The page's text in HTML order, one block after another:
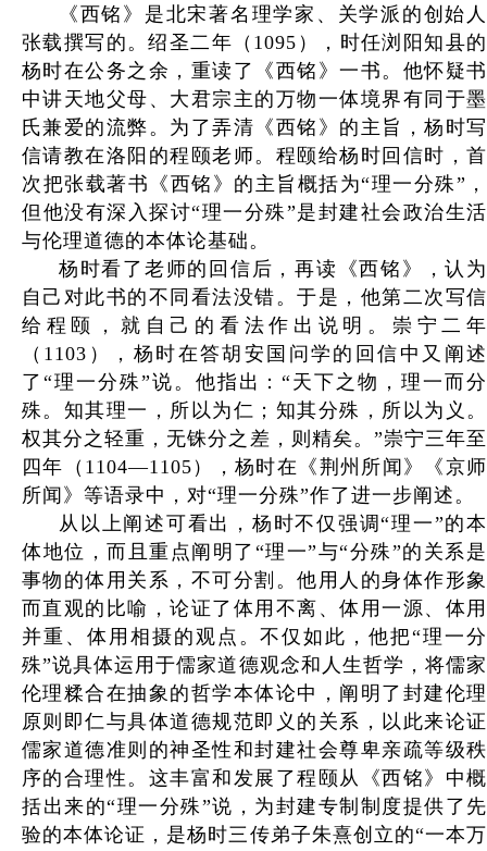
《西铭》是北宋著名理学家、关学派的创始人
张载撰写的。绍圣二年（1095），时任浏阳知县的
杨时在公务之余，重读了《西铭》一书。他怀疑书
中讲天地父母、大君宗主的万物一体境界有同于墨
氏兼爱的流弊。为了弄清《西铭》的主旨，杨时写
信请教在洛阳的程颐老师。程颐给杨时回信时，首
次把张载著书《西铭》的主旨概括为“理一分殊”，
但他没有深入探讨“理一分殊”是封建社会政治生活
与伦理道德的本体论基础。
杨时看了老师的回信后，再读《西铭》，认为
自己对此书的不同看法没错。于是，他第二次写信
给程颐，就自己的看法作出说明。崇宁二年
（1103），杨时在答胡安国问学的回信中又阐述
了“理一分殊”说。他指出：“天下之物，理一而分
殊。知其理一，所以为仁；知其分殊，所以为义。
权其分之轻重，无铢分之差，则精矣。”崇宁三年至
四年（1104—1105），杨时在《荆州所闻》《京师
所闻》等语录中，对“理一分殊”作了进一步阐述。
从以上阐述可看出，杨时不仅强调“理一”的本
体地位，而且重点阐明了“理一”与“分殊”的关系是
事物的体用关系，不可分割。他用人的身体作形象
而直观的比喻，论证了体用不离、体用一源、体用
并重、体用相摄的观点。不仅如此，他把“理一分
殊”说具体运用于儒家道德观念和人生哲学，将儒家
伦理糅合在抽象的哲学本体论中，阐明了封建伦理
原则即仁与具体道德规范即义的关系，以此来论证
儒家道德准则的神圣性和封建社会尊卑亲疏等级秩
序的合理性。这丰富和发展了程颐从《西铭》中概
括出来的“理一分殊”说，为封建专制制度提供了先
验的本体论证，是杨时三传弟子朱熹创立的“一本万